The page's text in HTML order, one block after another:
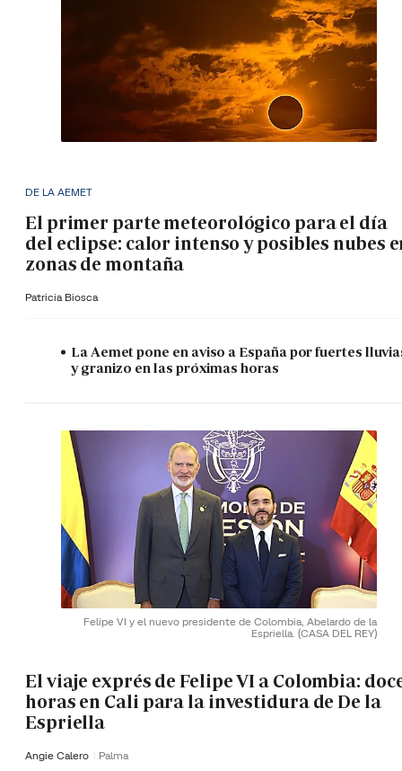
DE LA AEMET
El primer parte meteorológico para el día
del eclipse: calor intenso y posibles nubes
zonas de montaña
Patricia Biosca
La Aemet pone en aviso a España por fuertes
y granizo en las próximas horas
Felipe VI y el nuevo presidente de Colombia, Abelardo de la
Espriella. (CASA DEL REY)
El viaje exprés de Felipe VI a Colombia:
horas en Cali para la investidura de De la
Espriella
Angie Calero Palma